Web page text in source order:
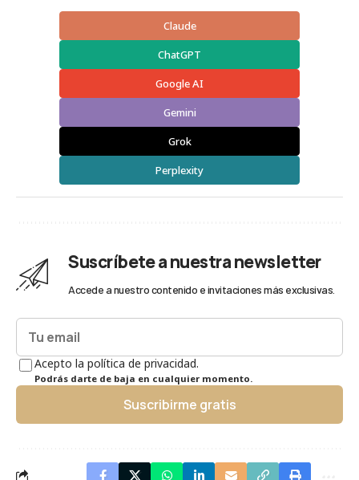
Claude
ChatGPT
Google AI
Gemini
Grok
Perplexity
Suscríbete a nuestra newsletter
Accede a nuestro contenido e invitaciones más exclusivas.
Acepto la política de privacidad.
Podrás darte de baja en cualquier momento.
Suscribirme gratis